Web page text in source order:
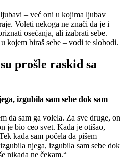
– već oni u kojima ljubav
Voleti nekoga ne znači da je i
osećanja, ali izabrati sebe.
kojem biraš sebe – vodi te slobodi.
prošle raskid sa
izgubila sam sebe dok sam
da sam ga volela. Za sve druge, on
je bio ceo svet. Kada je otišao,
kada sam počela da pišem
njega, izgubila sam sebe dok
nikada ne čekam.“